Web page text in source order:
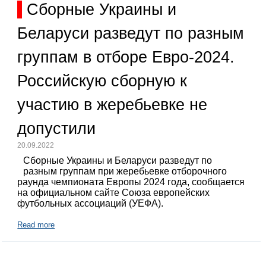
Сборные Украины и
Беларуси разведут по разным
группам в отборе Евро-2024.
Российскую сборную к
участию в жеребьевке не
допустили
20.09.2022
Сборные Украины и Беларуси разведут по
разным группам при жеребьевке отборочного
раунда чемпионата Европы 2024 года, сообщается
на официальном сайте Союза европейских
футбольных ассоциаций (УЕФА).
Read more